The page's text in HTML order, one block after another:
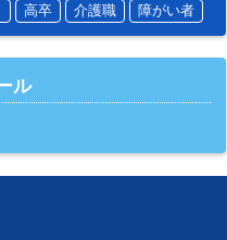
高卒 介護職 障がい者
ル